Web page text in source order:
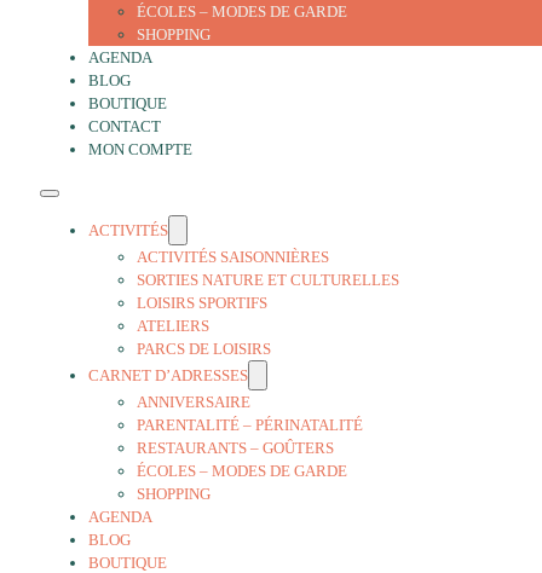
ÉCOLES – MODES DE GARDE
SHOPPING
AGENDA
BLOG
BOUTIQUE
CONTACT
MON COMPTE
ACTIVITÉS
ACTIVITÉS SAISONNIÈRES
SORTIES NATURE ET CULTURELLES
LOISIRS SPORTIFS
ATELIERS
PARCS DE LOISIRS
CARNET D’ADRESSES
ANNIVERSAIRE
PARENTALITÉ – PÉRINATALITÉ
RESTAURANTS – GOÛTERS
ÉCOLES – MODES DE GARDE
SHOPPING
AGENDA
BLOG
BOUTIQUE